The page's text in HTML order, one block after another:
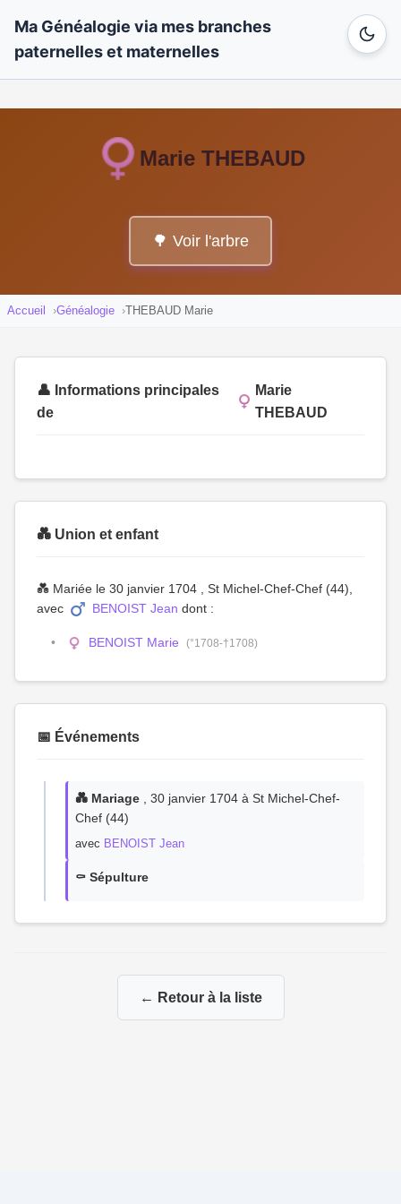
Ma Généalogie via mes branches
paternelles et maternelles
Marie THEBAUD
🌳 Voir l'arbre
Accueil Généalogie THEBAUD Marie
👤 Informations principales
de
Marie
THEBAUD
💑 Union et enfant
💑 Mariée le 30 janvier 1704 , St Michel-Chef-Chef (44),
avec
BENOIST Jean dont :
BENOIST Marie (°1708-†1708)
📅 Événements
💑 Mariage , 30 janvier 1704 à St Michel-Chef-
Chef (44)
avec BENOIST Jean
⚰️ Sépulture
← Retour à la liste